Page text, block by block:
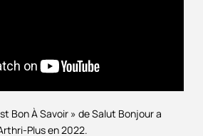
Bon À Savoir » de Salut Bonjour a
Plus en 2022.